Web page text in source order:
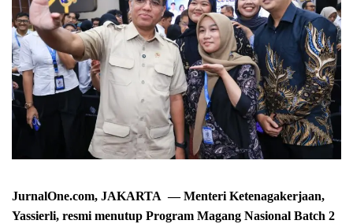
JurnalOne.com, JAKARTA — Menteri Ketenagakerjaan,
Yassierli, resmi menutup Program Magang Nasional Batch 2